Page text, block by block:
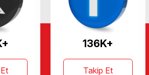
136K+
Takip Et